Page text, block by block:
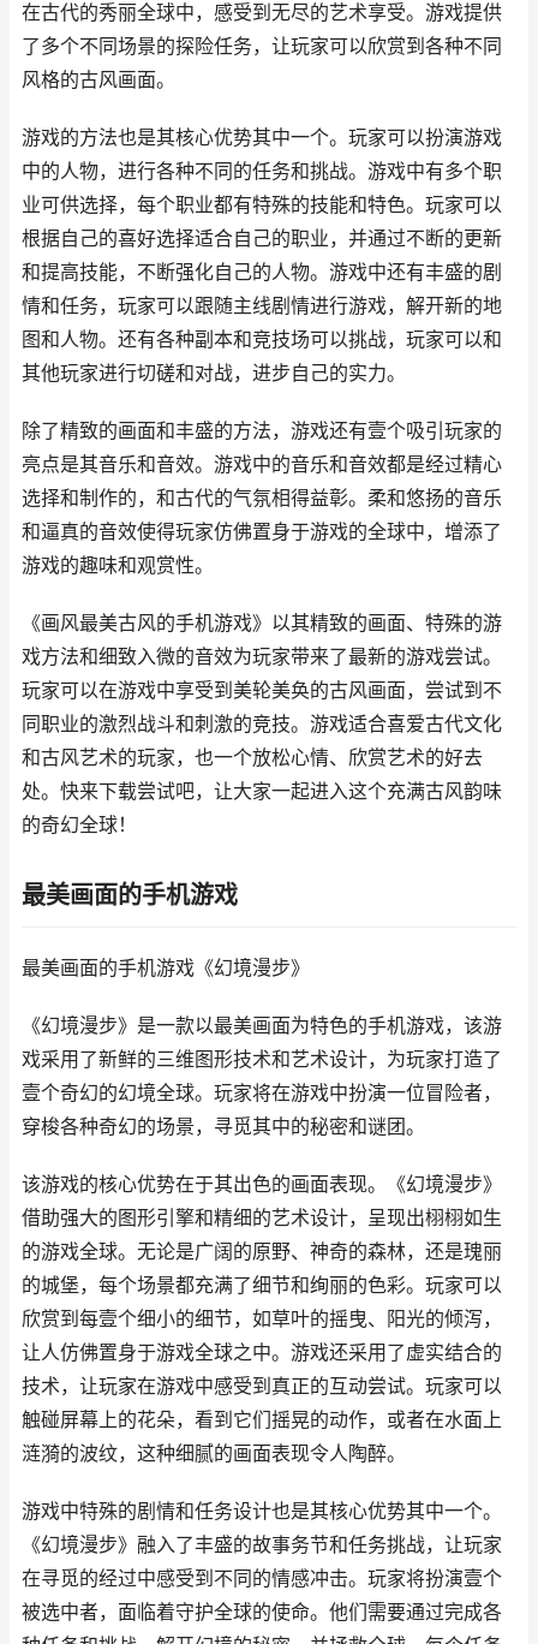
在古代的秀丽全球中，感受到无尽的艺术享受。游戏提供
了多个不同场景的探险任务，让玩家可以欣赏到各种不同
风格的古风画面。
游戏的方法也是其核心优势其中一个。玩家可以扮演游戏
中的人物，进行各种不同的任务和挑战。游戏中有多个职
业可供选择，每个职业都有特殊的技能和特色。玩家可以
根据自己的喜好选择适合自己的职业，并通过不断的更新
和提高技能，不断强化自己的人物。游戏中还有丰盛的剧
情和任务，玩家可以跟随主线剧情进行游戏，解开新的地
图和人物。还有各种副本和竞技场可以挑战，玩家可以和
其他玩家进行切磋和对战，进步自己的实力。
除了精致的画面和丰盛的方法，游戏还有壹个吸引玩家的
亮点是其音乐和音效。游戏中的音乐和音效都是经过精心
选择和制作的，和古代的气氛相得益彰。柔和悠扬的音乐
和逼真的音效使得玩家仿佛置身于游戏的全球中，增添了
游戏的趣味和观赏性。
《画风最美古风的手机游戏》以其精致的画面、特殊的游
戏方法和细致入微的音效为玩家带来了最新的游戏尝试。
玩家可以在游戏中享受到美轮美奂的古风画面，尝试到不
同职业的激烈战斗和刺激的竞技。游戏适合喜爱古代文化
和古风艺术的玩家，也一个放松心情、欣赏艺术的好去
处。快来下载尝试吧，让大家一起进入这个充满古风韵味
的奇幻全球！
最美画面的手机游戏
最美画面的手机游戏《幻境漫步》
《幻境漫步》是一款以最美画面为特色的手机游戏，该游
戏采用了新鲜的三维图形技术和艺术设计，为玩家打造了
壹个奇幻的幻境全球。玩家将在游戏中扮演一位冒险者，
穿梭各种奇幻的场景，寻觅其中的秘密和谜团。
该游戏的核心优势在于其出色的画面表现。《幻境漫步》
借助强大的图形引擎和精细的艺术设计，呈现出栩栩如生
的游戏全球。无论是广阔的原野、神奇的森林，还是瑰丽
的城堡，每个场景都充满了细节和绚丽的色彩。玩家可以
欣赏到每壹个细小的细节，如草叶的摇曳、阳光的倾泻，
让人仿佛置身于游戏全球之中。游戏还采用了虚实结合的
技术，让玩家在游戏中感受到真正的互动尝试。玩家可以
触碰屏幕上的花朵，看到它们摇晃的动作，或者在水面上
涟漪的波纹，这种细腻的画面表现令人陶醉。
游戏中特殊的剧情和任务设计也是其核心优势其中一个。
《幻境漫步》融入了丰盛的故事务节和任务挑战，让玩家
在寻觅的经过中感受到不同的情感冲击。玩家将扮演壹个
被选中者，面临着守护全球的使命。他们需要通过完成各